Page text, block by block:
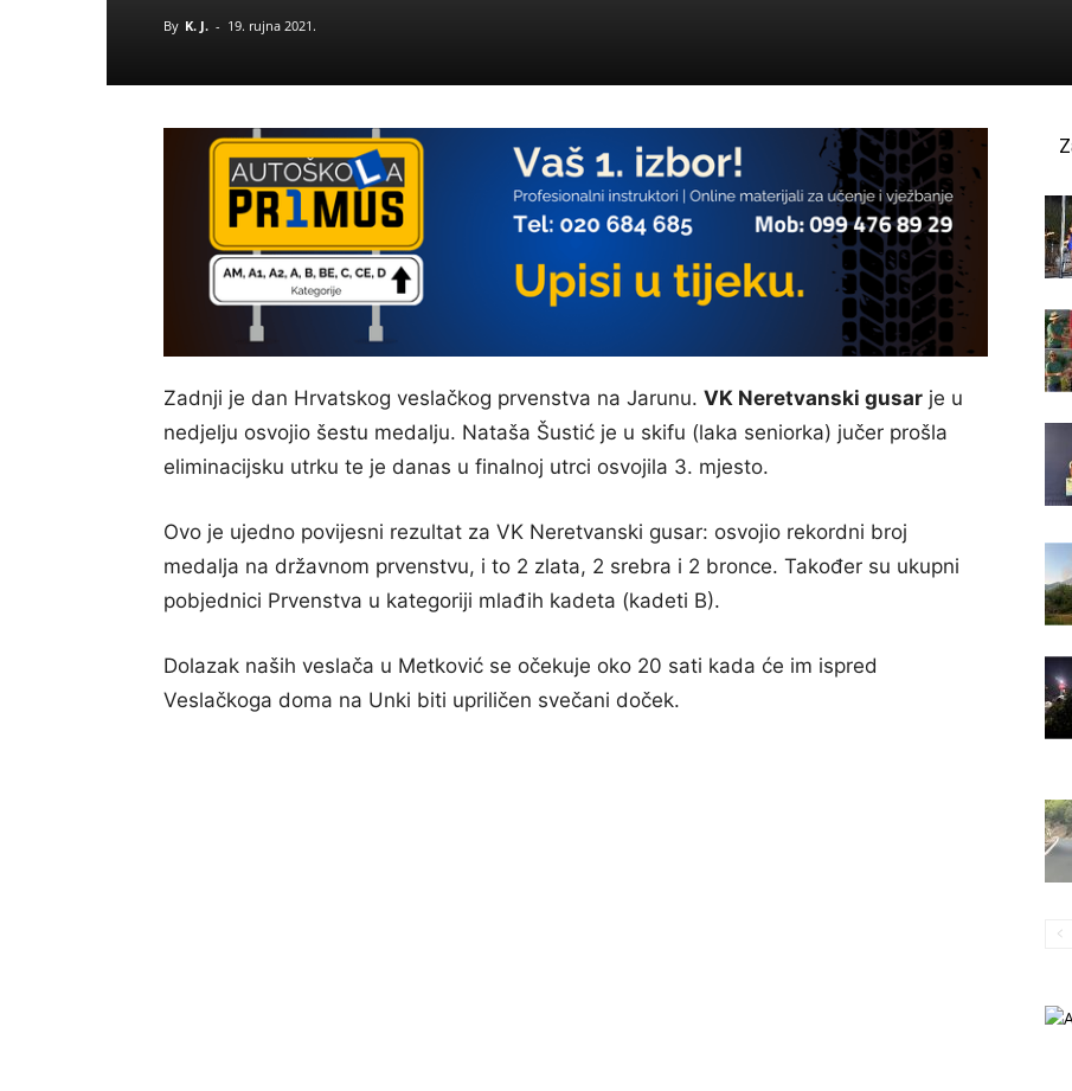
By K. J. - 19. rujna 2021.
Zadnji je dan Hrvatskog veslačkog prvenstva na Jarunu. VK Neretvanski gusar je u
nedjelju osvojio šestu medalju. Nataša Šustić je u skifu (laka seniorka) jučer prošla
eliminacijsku utrku te je danas u finalnoj utrci osvojila 3. mjesto.
Ovo je ujedno povijesni rezultat za VK Neretvanski gusar: osvojio rekordni broj
medalja na državnom prvenstvu, i to 2 zlata, 2 srebra i 2 bronce. Također su ukupni
pobjednici Prvenstva u kategoriji mlađih kadeta (kadeti B).
Dolazak naših veslača u Metković se očekuje oko 20 sati kada će im ispred
Veslačkoga doma na Unki biti upriličen svečani doček.